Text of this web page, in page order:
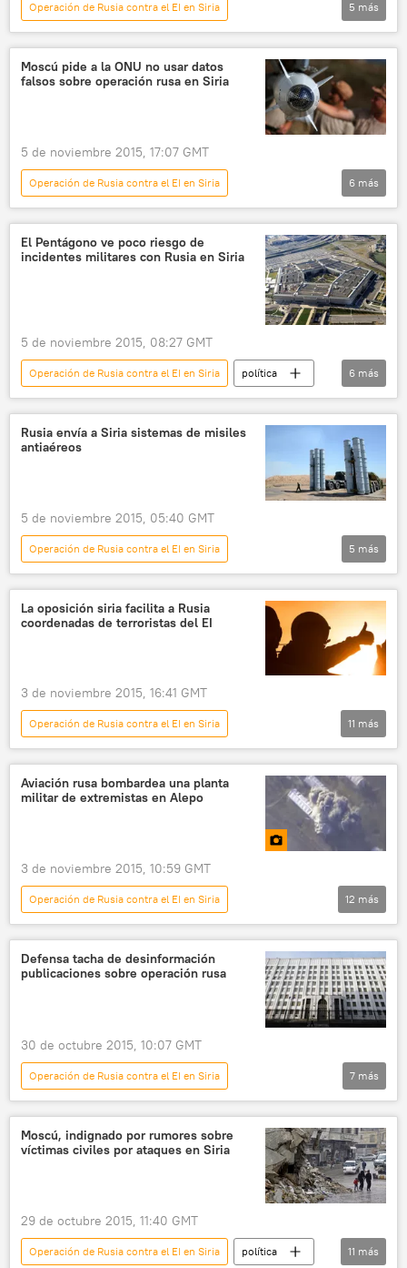
Operación de Rusia contra el EI en Siria
Internacional
🌍 Oriente Medio
Siria
Dmitri Peskov
Rusia
5 más
Moscú pide a la ONU no usar datos
falsos sobre operación rusa en Siria
5 de noviembre 2015, 17:07 GMT
Operación de Rusia contra el EI en Siria
Internacional
Rusia
Siria
Serguéi Lavrov
ONU
noticias
6 más
El Pentágono ve poco riesgo de
incidentes militares con Rusia en Siria
5 de noviembre 2015, 08:27 GMT
Operación de Rusia contra el EI en Siria
política
EEUU
Siria
accidente
enfrentamientos
noticias
6 más
Rusia envía a Siria sistemas de misiles
antiaéreos
5 de noviembre 2015, 05:40 GMT
Operación de Rusia contra el EI en Siria
Internacional
Rusia
Siria
sistemas antiaéreos
🛡️ Industria militar
noticias
5 más
La oposición siria facilita a Rusia
coordenadas de terroristas del EI
3 de noviembre 2015, 16:41 GMT
Operación de Rusia contra el EI en Siria
Internacional
🌍 Oriente Medio
EEUU
Siria
Andréi Kartapólov
Fuerzas Aeroespaciales de Rusia
noticias
11 más
Aviación rusa bombardea una planta
militar de extremistas en Alepo
3 de noviembre 2015, 10:59 GMT
Operación de Rusia contra el EI en Siria
Multimedia
📷 Fotos
Ataques aéreos de Rusia contra el EI
Siria
Alepo
Fuerzas Aeroespaciales de Rusia
ISIS
terrorismo
12 más
Defensa tacha de desinformación
publicaciones sobre operación rusa
30 de octubre 2015, 10:07 GMT
Operación de Rusia contra el EI en Siria
Internacional
Rusia
Siria
Ígor Konashénkov
Ministerio de Defensa de Rusia
bombardeos
7 más
Moscú, indignado por rumores sobre
víctimas civiles por ataques en Siria
29 de octubre 2015, 11:40 GMT
Operación de Rusia contra el EI en Siria
política
11 más